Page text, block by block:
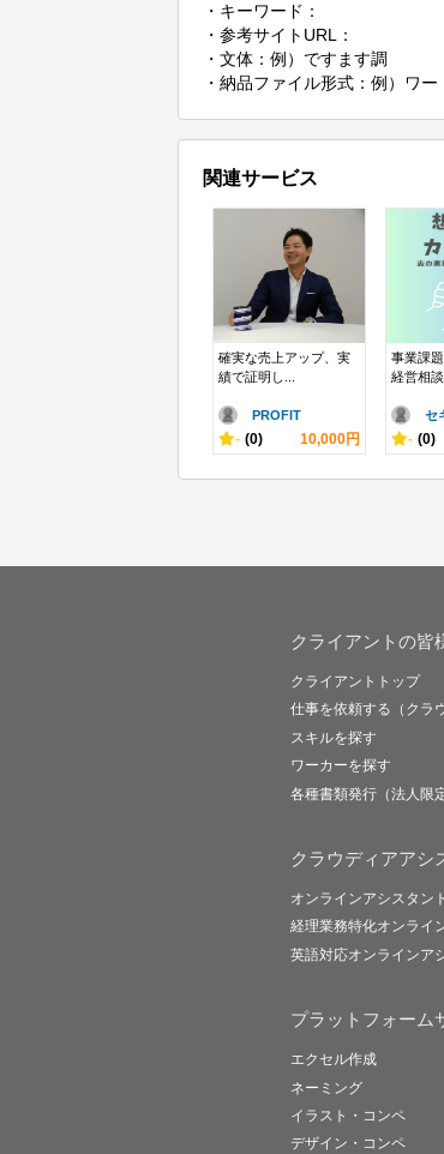
・キーワード：
・参考サイトURL：
・文体：例）ですます調
・納品ファイル形式：例）ワ
関連サービス
確実な売上アップ、実
績で証明し...
PROFIT
- (0) 10,000円
事業課
経営相談
セ
- (0)
クライアントの皆
クライアントトップ
仕事を依頼する（クラ
スキルを探す
ワーカーを探す
各種書類発行（法人限定
クラウディアアシ
オンラインアシスタント
経理業務特化オンライ
英語対応オンラインア
プラットフォーム
エクセル作成
ネーミング
イラスト・コンペ
デザイン・コンペ